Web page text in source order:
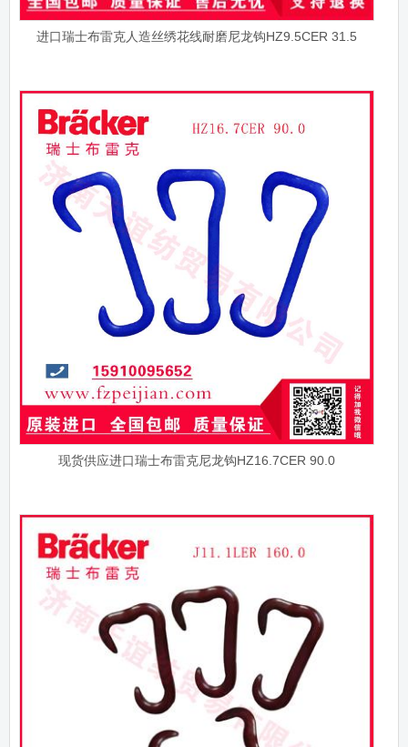
进口瑞士布雷克人造丝绣花线耐磨尼龙钩HZ9.5CER 31.5
现货供应进口瑞士布雷克尼龙钩HZ16.7CER 90.0